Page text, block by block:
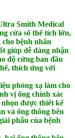
Smith Medical
cửa sổ thể tích lớn,
bệnh nhân
giúp dễ dàng nhận
độ cứng ban đầu
thích ứng với
phóng xạ làm cho
vị ống chính xác
được thiết kế
và ống thông bên
phẫu của bệnh